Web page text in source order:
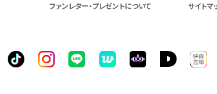
ファンレター・プレゼントについて サイトマ